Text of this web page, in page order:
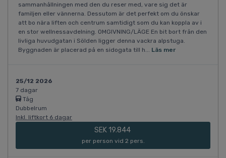
sammanhållningen med den du reser med, vare sig det är
familjen eller vännerna. Dessutom är det perfekt om du önskar
att bo nära liften och centrum samtidigt som du kan koppla av i
en stor wellnessavdelning. OMGIVNING/LÄGE En bit bort från den
livliga huvudgatan i Sölden ligger denna vackra alpstuga.
Byggnaden är placerad på en sidogata till h... Läs mer
25/12 2026
7 dagar
Tåg
Dubbelrum
Inkl. liftkort 6 dagar
SEK 19.844
per person vid 2 pers.